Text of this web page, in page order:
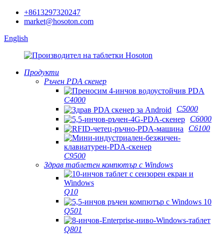
+8613297320247
market@hosoton.com
English
Продукти
Ръчен PDA скенер
C4000
C5000
C6000
C6100
C9500
Здрав таблетен компютър с Windows
Q10
Q501
Q801